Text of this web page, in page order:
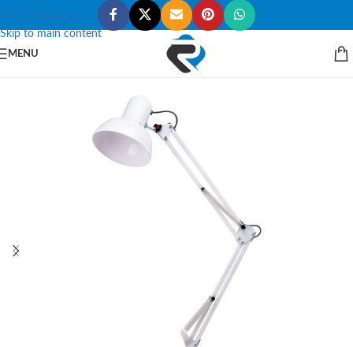
Skip to navigation
Skip to main content
MENU